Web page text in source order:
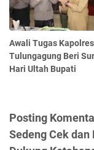
Awali Tugas Kapolres
Tulungagung Beri
Hari Ultah Bupati
Posting
Sedeng Cek